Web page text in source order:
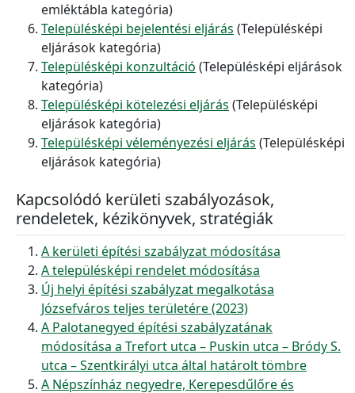
emléktábla kategória)
Településképi bejelentési eljárás (Településképi
eljárások kategória)
Településképi konzultáció (Településképi eljárások
kategória)
Településképi kötelezési eljárás (Településképi
eljárások kategória)
Településképi véleményezési eljárás (Településképi
eljárások kategória)
Kapcsolódó kerületi szabályozások,
rendeletek, kézikönyvek, stratégiák
A kerületi építési szabályzat módosítása
A településképi rendelet módosítása
Új helyi építési szabályzat megalkotása
Józsefváros teljes területére (2023)
A Palotanegyed építési szabályzatának
módosítása a Trefort utca – Puskin utca – Bródy S.
utca – Szentkirályi utca által határolt tömbre
A Népszínház negyedre, Kerepesdűlőre és